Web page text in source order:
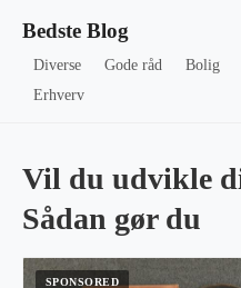
Bedste Blog
Diverse Gode råd Bolig
Erhverv
Vil du udvikle
Sådan gør du